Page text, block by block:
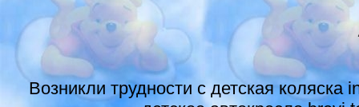
Возникли трудности с детская